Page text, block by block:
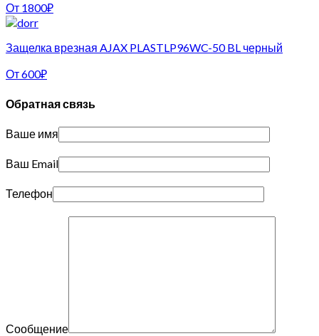
От 1800₽
Защелка врезная AJAX PLASTLP96WC-50 BL черный
От600₽
Обратная связь
Ваше имя
Ваш Email
Телефон
Сообщение